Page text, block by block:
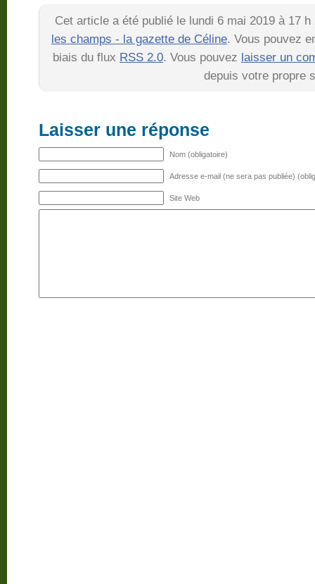
Cet article a été publié le lundi 6 mai 2019 à 17
les champs - la gazette de Céline. Vous pouvez
biais du flux RSS 2.0. Vous pouvez laisser un
depuis votre propre
Laisser une réponse
Nom (obligatoire)
Adresse e-mail (ne sera pas publiée)
Site Web